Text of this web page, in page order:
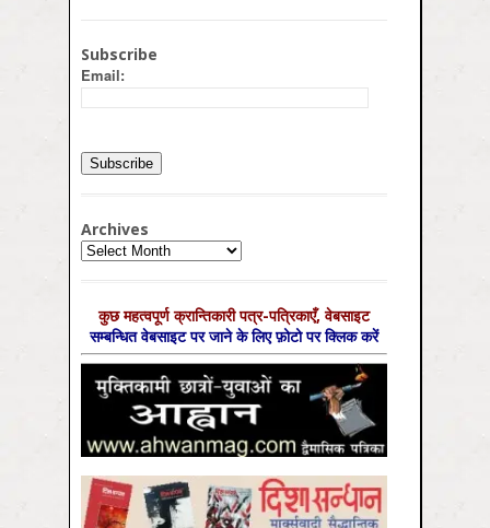
Subscribe
Email:
Archives
Archives
कुछ महत्‍वपूर्ण क्रान्तिकारी पत्र-पत्रिकाएँ, वेबसाइट
सम्‍बन्धित वेबसाइट पर जाने के लिए फ़ोटो पर क्लिक करें